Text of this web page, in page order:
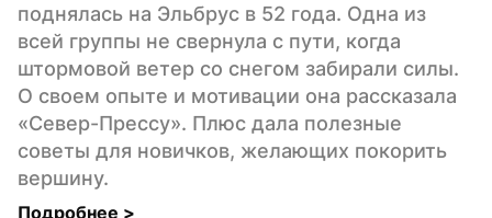
поднялась на Эльбрус в 52 года. Одна из
всей группы не свернула с пути, когда
штормовой ветер со снегом забирали силы.
О своем опыте и мотивации она рассказала
«Север-Прессу». Плюс дала полезные
советы для новичков, желающих покорить
вершину.
Подробнее >